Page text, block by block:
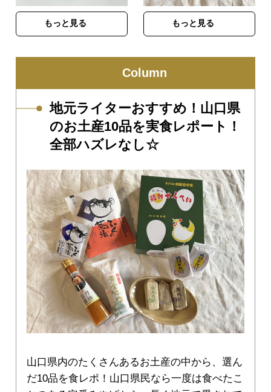
もっと見る もっと見る
Column
地元ライターおすすめ！山口県
のお土産10品を実食レポート！
全部ハズレなし☆
山口県内のたくさんあるお土産の中から、選ん
だ10品を食レポ！山口県民なら一度は食べたこ